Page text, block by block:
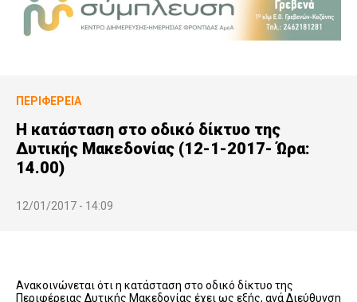
ΠΕΡΙΦΈΡΕΙΑ
Η κατάσταση στο οδικό δίκτυο της
Δυτικής Μακεδονίας (12-1-2017- Ώρα:
14.00)
12/01/2017 - 14:09
Ανακοινώνεται ότι η κατάσταση στο οδικό δίκτυο της
Περιφέρειας Δυτικής Μακεδονίας έχει ως εξής, ανά Διεύθυνση